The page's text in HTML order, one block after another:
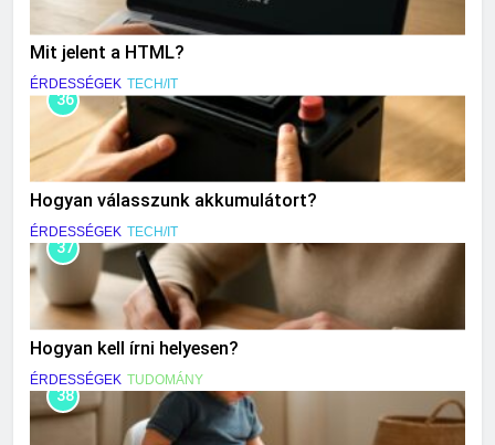
Mit jelent a HTML?
ÉRDESSÉGEK TECH/IT
36
Hogyan válasszunk akkumulátort?
ÉRDESSÉGEK TECH/IT
37
Hogyan kell írni helyesen?
ÉRDESSÉGEK TUDOMÁNY
38